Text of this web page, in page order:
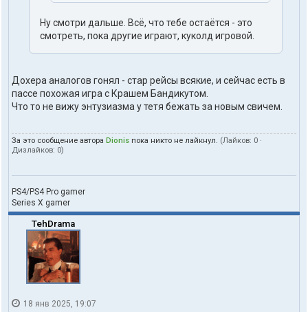
Ну смотри дальше. Всё, что тебе остаётся - это
смотреть, пока другие играют, куколд игровой.
Дохера аналогов гонял - стар рейсы всякие, и сейчас есть в
пассе похожая игра с Крашем Бандикутом.
Что то не вижу энтузиазма у тетя бежать за новым свичем.
За это сообщение автора Dionis пока никто не лайкнул. (Лайков: 0 ·
Дизлайков: 0)
PS4/PS4 Pro gamer
Series X gamer
TehDrama
18 янв 2025, 19:07